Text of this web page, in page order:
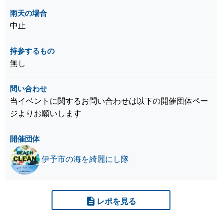
雨天の場合
中止
持参するもの
無し
問い合わせ
当イベントに関するお問い合わせは以下の開催団体ペー
ジよりお願いします
開催団体
伊予市の海を綺麗にし隊
レポを見る